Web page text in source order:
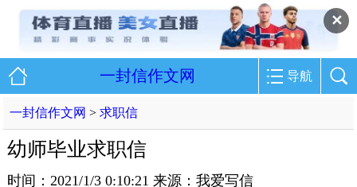
✕
一封信作文网 导航
一封信作文网 >求职信
幼师毕业求职信
时间：2021/1/3 0:10:21 来源：我爱写信